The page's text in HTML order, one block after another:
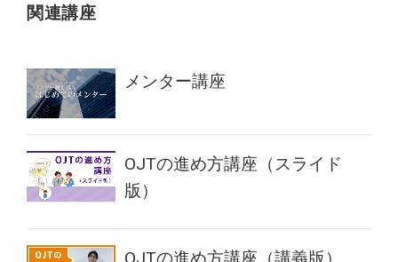
関連講座
メンター講座
OJTの進め方講座（スライド
版）